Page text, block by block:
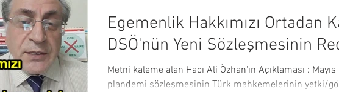
Egemenlik Hakkımızı Ortadan
DSÖ'nün Yeni Sözleşmesinin
Dilekçesi
Metni kaleme alan Hacı Ali Özhan'ın Açıklaması :
plandemi sözleşmesinin Türk mahkemelerinin yetki/